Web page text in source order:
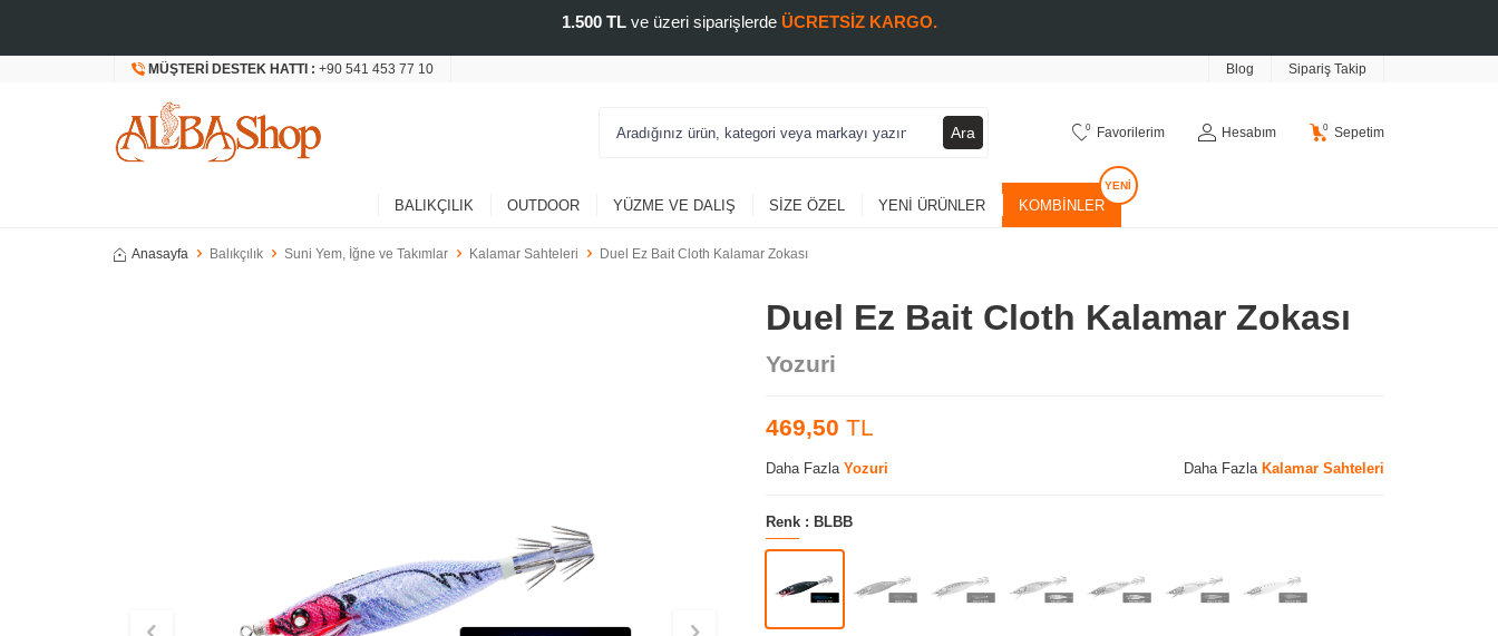
1.500 TLve üzeri siparişlerde ÜCRETSİZ KARGO.
MÜŞTERI DESTEK HATTI : +90 541 453 77 10 Blog Sipariş Takip
Ara 0 Favorilerim Hesabım 0 Sepetim
BALIKÇILIK OUTDOOR YÜZME VE DALIŞ SIZE ÖZEL YENI ÜRÜNLER KOMBINLER
Anasayfa Balıkçılık Suni Yem, İğne ve Takımlar Kalamar Sahteleri Duel Ez Bait Cloth Kalamar Zokası
Duel Ez Bait Cloth Kalamar Zokası
Yozuri
469,50 TL
Daha Fazla Yozuri Daha Fazla Kalamar Sahteleri
Renk : BLBB